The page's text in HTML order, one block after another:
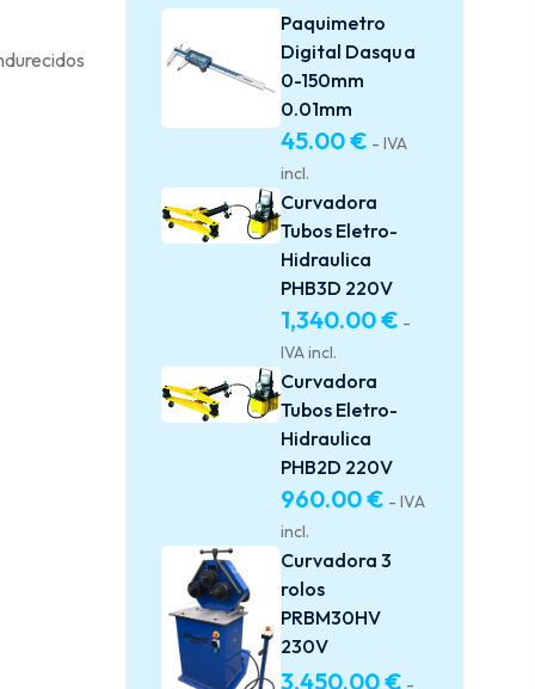
Paquimetro
Digital Dasqua
0-150mm
0.01mm
45.00€ - IVA
incl.
Curvadora
Tubos Eletro-
Hidraulica
PHB3D 220V
1,340.00€ -
IVA incl.
Curvadora
Tubos Eletro-
Hidraulica
PHB2D 220V
960.00€ - IVA
incl.
Curvadora 3
rolos
PRBM30HV
230V
3,450.00€ -